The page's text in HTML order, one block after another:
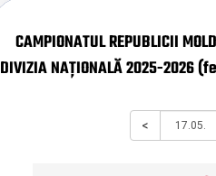
CAMPIONATUL REPUBLICII
DIVIZIA NAȚIONALĂ 2025-2026
<